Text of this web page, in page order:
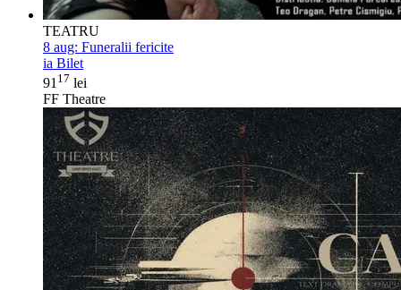
TEATRU
8 aug: Funeralii fericite
ia Bilet
91 17 lei
FF Theatre